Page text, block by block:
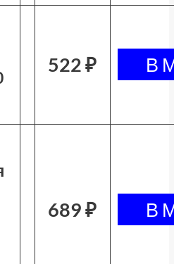
522 ₽
689 ₽